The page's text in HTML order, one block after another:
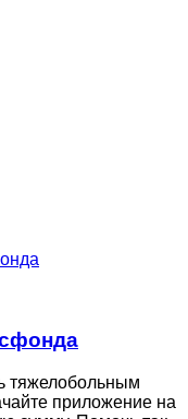
тяжелобольным
приложение на